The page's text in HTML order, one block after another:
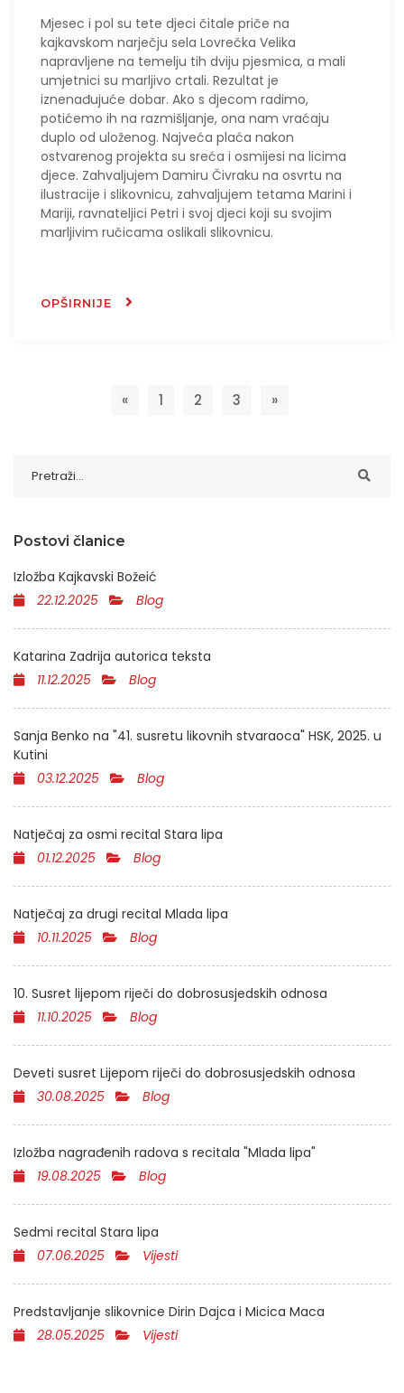
Mjesec i pol su tete djeci čitale priče na
kajkavskom narječju sela Lovrečka Velika
napravljene na temelju tih dviju pjesmica, a mali
umjetnici su marljivo crtali. Rezultat je
iznenađujuće dobar. Ako s djecom radimo,
potićemo ih na razmišljanje, ona nam vraćaju
duplo od uloženog. Najveća plaća nakon
ostvarenog projekta su sreća i osmijesi na licima
djece. Zahvaljujem Damiru Čivraku na osvrtu na
ilustracije i slikovnicu, zahvaljujem tetama Marini i
Mariji, ravnateljici Petri i svoj djeci koji su svojim
marljivim ručicama oslikali slikovnicu.
OPŠIRNIJE
«Natrag
1 2 3 »Naprijed
Postovi članice
Izložba Kajkavski Božeić
22.12.2025
Blog
Katarina Zadrija autorica teksta
11.12.2025
Blog
Sanja Benko na "41. susretu likovnih stvaraoca" HSK, 2025. u
Kutini
03.12.2025
Blog
Natječaj za osmi recital Stara lipa
01.12.2025
Blog
Natječaj za drugi recital Mlada lipa
10.11.2025
Blog
10. Susret lijepom riječi do dobrosusjedskih odnosa
11.10.2025
Blog
Deveti susret Lijepom riječi do dobrosusjedskih odnosa
30.08.2025
Blog
Izložba nagrađenih radova s recitala "Mlada lipa"
19.08.2025
Blog
Sedmi recital Stara lipa
07.06.2025
Vijesti
Predstavljanje slikovnice Dirin Dajca i Micica Maca
28.05.2025
Vijesti